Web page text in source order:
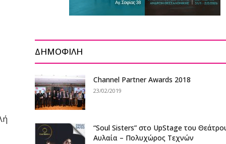
ΔΗΜΟΦΙΛΗ
Channel Partner Awards 2018
23/02/2019
“Soul Sisters” στο UpStage του
Αυλαία – Πολυχώρος Τεχνών